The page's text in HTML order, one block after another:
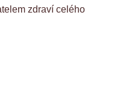
zdraví celého